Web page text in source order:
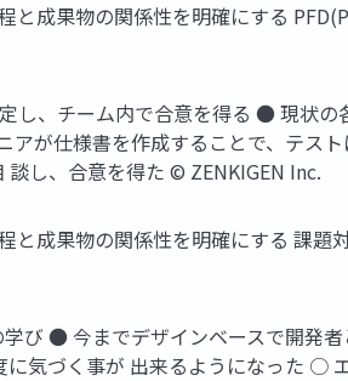
と成果物の関係性を明確にする
し、チーム内で合意を得る ● 現状
が仕様書を作成することで、テス
し、合意を得た © ZENKIGEN Inc.
と成果物の関係性を明確にする 課
び ● 今までデザインベースで開発
気づく事が 出来るようになった ○